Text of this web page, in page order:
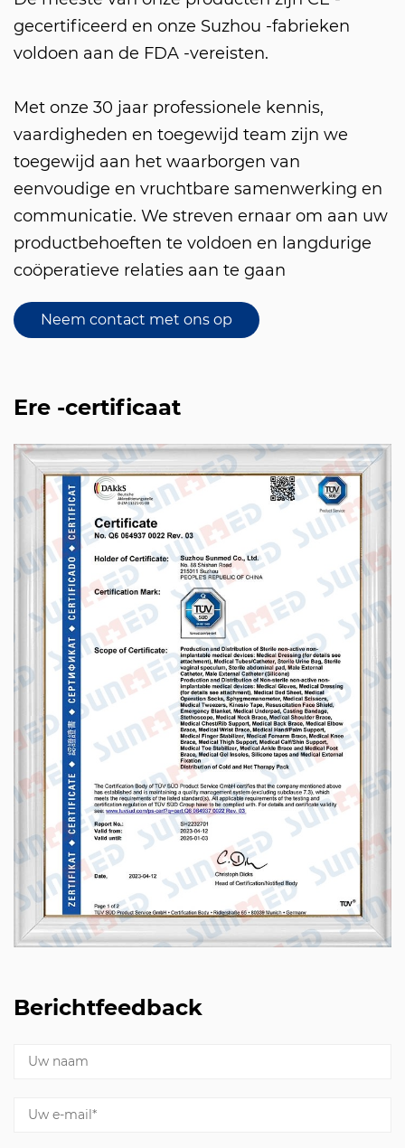
gecertificeerd en onze Suzhou -fabrieken
voldoen aan de FDA -vereisten.
Met onze 30 jaar professionele kennis,
vaardigheden en toegewijd team zijn we
toegewijd aan het waarborgen van
eenvoudige en vruchtbare samenwerking en
communicatie. We streven ernaar om aan uw
productbehoeften te voldoen en langdurige
coöperatieve relaties aan te gaan
Neem contact met ons op
Ere -certificaat
Berichtfeedback